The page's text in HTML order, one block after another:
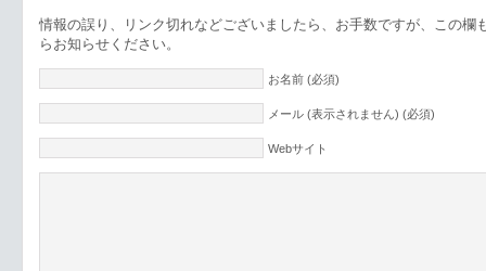
情報の誤り、リンク切れなどございましたら、お手数ですが、この欄
らお知らせください。
お名前 (必須)
メール (表示されません) (必須)
Webサイト